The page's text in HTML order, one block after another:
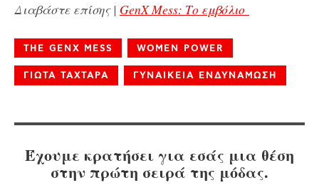
Διαβάστε επίσης | GenX Mess: Το εμβόλιο
THE GENX MESS WOMEN POWER
ΓΙΩΤΑ ΤΑΧΤΑΡΑ ΓΥΝΑΙΚΕΙΑ ΕΝΔΥΝΑΜΩΣΗ
Έχουμε κρατήσει για εσάς μια θέση
στην πρώτη σειρά της μόδας.